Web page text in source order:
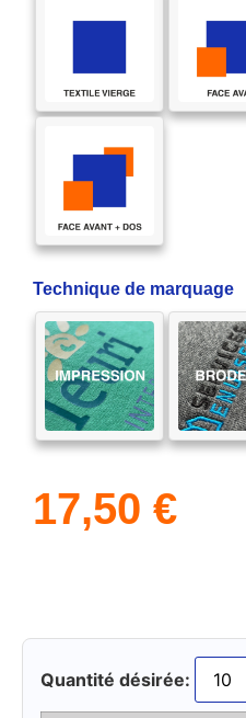
Technique de marquage
17,50 €
Quantité désirée: